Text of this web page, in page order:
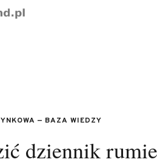
— BAZA WIEDZY
dziennik